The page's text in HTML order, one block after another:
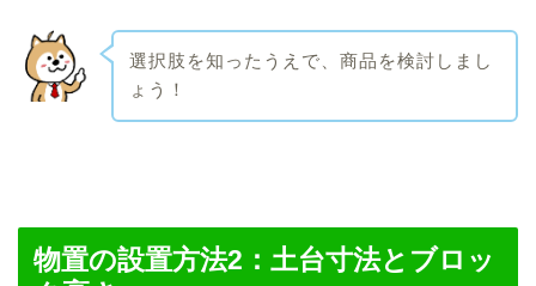
選択肢を知ったうえで、商品を検討しまし
ょう！
物置の設置方法2：土台寸法とブロッ